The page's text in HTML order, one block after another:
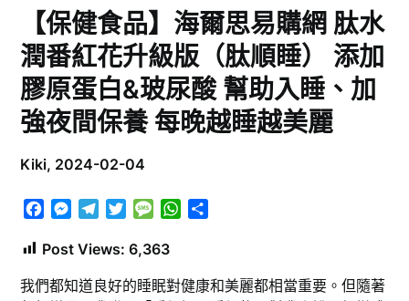
【保健食品】海爾思易購網 肽水
潤番紅花升級版（肽順睡） 添加
膠原蛋白&玻尿酸 幫助入睡、加
強夜間保養 每晚越睡越美麗
Kiki, 2024-02-04
Facebook
Messenger
TelegramTwitterMessageWhatsApp
Post Views: 6,363
我們都知道良好的睡眠對健康和美麗都相當重要。但隨著